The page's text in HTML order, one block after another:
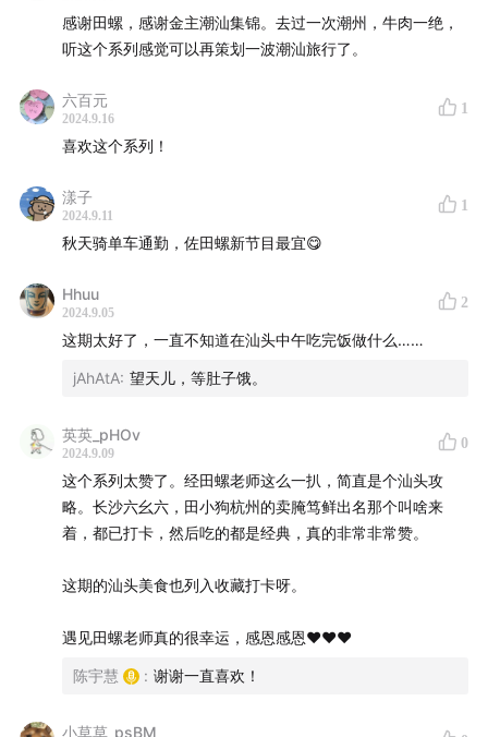
感谢田螺，感谢金主潮汕集锦。去过一次潮州，牛肉一绝，
听这个系列感觉可以再策划一波潮汕旅行了。
六百元
2024.9.16
1
喜欢这个系列！
漾子
2024.9.11
1
秋天骑单车通勤，佐田螺新节目最宜😋
Hhuu
2024.9.05
2
这期太好了，一直不知道在汕头中午吃完饭做什么……
jAhAtA: 望天儿，等肚子饿。
英英_pHOv
2024.9.09
0
这个系列太赞了。经田螺老师这么一扒，简直是个汕头攻
略。长沙六幺六，田小狗杭州的卖腌笃鲜出名那个叫啥来
着，都已打卡，然后吃的都是经典，真的非常非常赞。
这期的汕头美食也列入收藏打卡呀。
遇见田螺老师真的很幸运，感恩感恩❤️❤️❤️
陈宇慧 : 谢谢一直喜欢！
小草草_psBM